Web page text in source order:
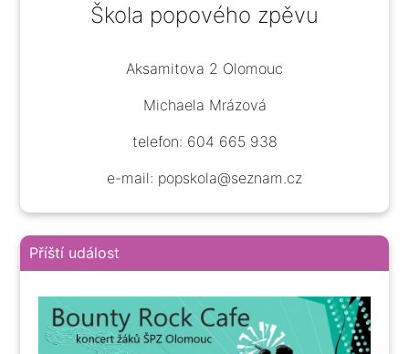
Škola popového zpěvu
Aksamitova 2 Olomouc
Michaela Mrázová
telefon: 604 665 938
e-mail: popskola@seznam.cz
Příští událost